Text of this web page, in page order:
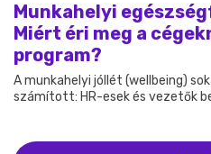
Munkahelyi
Miért éri meg a
program?
A munkahelyi jóllét (wellbeing)
számított: HR-esek és vezetők